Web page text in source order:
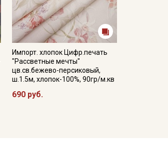
Импорт. хлопок Цифр.печать
"Рассветные мечты"
цв.св.бежево-персиковый,
ш.1.5м, хлопок-100%, 90гр/м.кв
690 руб.